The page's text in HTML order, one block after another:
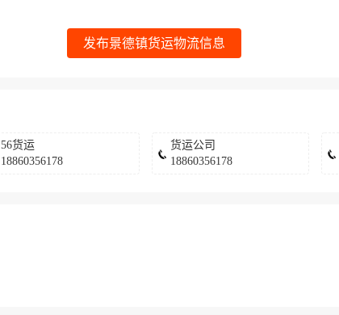
发布景德镇货运物流信息
56货运
18860356178
货运公司
18860356178